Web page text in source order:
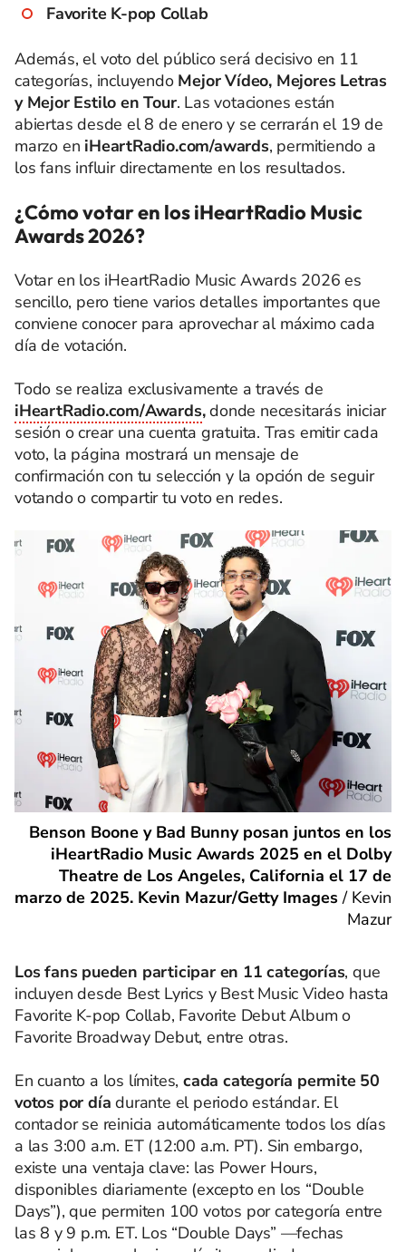
Favorite K-pop Collab
Además, el voto del público será decisivo en 11
categorías, incluyendo Mejor Vídeo, Mejores Letras
y Mejor Estilo en Tour. Las votaciones están
abiertas desde el 8 de enero y se cerrarán el 19 de
marzo en iHeartRadio.com/awards, permitiendo a
los fans influir directamente en los resultados.
¿Cómo votar en los iHeartRadio Music
Awards 2026?
Votar en los iHeartRadio Music Awards 2026 es
sencillo, pero tiene varios detalles importantes que
conviene conocer para aprovechar al máximo cada
día de votación.
Todo se realiza exclusivamente a través de
iHeartRadio.com/Awards,donde necesitarás iniciar
sesión o crear una cuenta gratuita. Tras emitir cada
voto, la página mostrará un mensaje de
confirmación con tu selección y la opción de seguir
votando o compartir tu voto en redes.
Benson Boone y Bad Bunny posan juntos en los
iHeartRadio Music Awards 2025 en el Dolby
Theatre de Los Angeles, California el 17 de
marzo de 2025. Kevin Mazur/Getty Images/ Kevin
Mazur
Los fans pueden participar en 11 categorías, que
incluyen desde Best Lyrics y Best Music Video hasta
Favorite K‑pop Collab, Favorite Debut Album o
Favorite Broadway Debut, entre otras.
En cuanto a los límites, cada categoría permite 50
votos por día durante el periodo estándar. El
contador se reinicia automáticamente todos los días
a las 3:00 a.m. ET (12:00 a.m. PT). Sin embargo,
existe una ventaja clave: las Power Hours,
disponibles diariamente (excepto en los “Double
Days”), que permiten 100 votos por categoría entre
las 8 y 9 p.m. ET. Los “Double Days” —fechas